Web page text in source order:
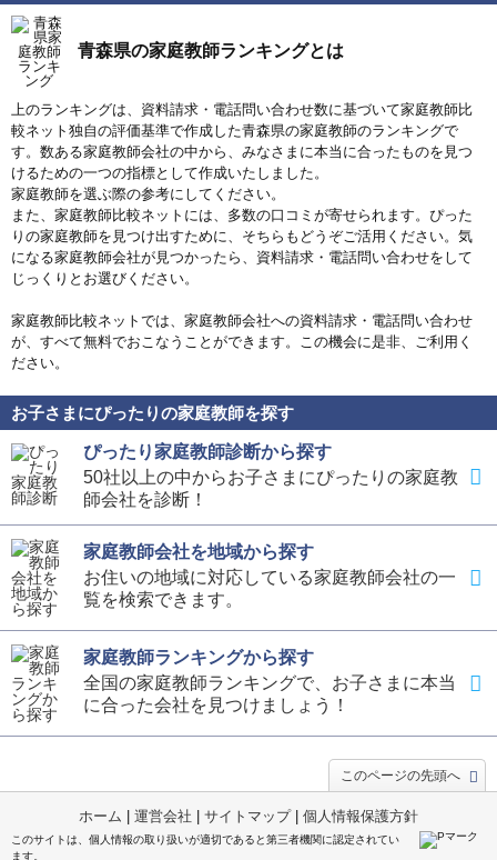
青森県の家庭教師ランキングとは
上のランキングは、資料請求・電話問い合わせ数に基づいて家庭教師比
較ネット独自の評価基準で作成した青森県の家庭教師のランキングで
す。数ある家庭教師会社の中から、みなさまに本当に合ったものを見つ
けるための一つの指標として作成いたしました。
家庭教師を選ぶ際の参考にしてください。
また、家庭教師比較ネットには、多数の口コミが寄せられます。ぴった
りの家庭教師を見つけ出すために、そちらもどうぞご活用ください。気
になる家庭教師会社が見つかったら、資料請求・電話問い合わせをして
じっくりとお選びください。
家庭教師比較ネットでは、家庭教師会社への資料請求・電話問い合わせ
が、すべて無料でおこなうことができます。この機会に是非、ご利用く
ださい。
お子さまにぴったりの家庭教師を探す
ぴったり家庭教師診断から探す
50社以上の中からお子さまにぴったりの家庭教
師会社を診断！
家庭教師会社を地域から探す
お住いの地域に対応している家庭教師会社の一
覧を検索できます。
家庭教師ランキングから探す
全国の家庭教師ランキングで、お子さまに本当
に合った会社を見つけましょう！
このページの先頭へ
ホーム 運営会社 サイトマップ| 個人情報保護方針
このサイトは、個人情報の取り扱いが適切であると第三者機関に認定されてい
ます。